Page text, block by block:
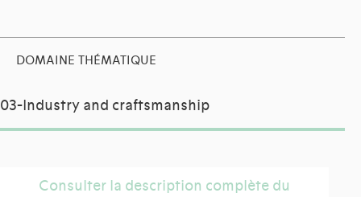
DOMAINE THÉMATIQUE
03-Industry and craftsmanship
Consulter la description complète du